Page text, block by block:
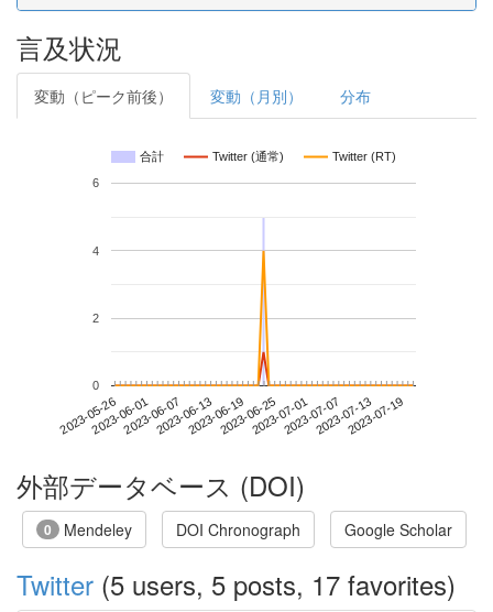
言及状況
変動（ピーク前後） 変動（月別） 分布
合計 Twitter (通常) Twitter (RT)
2023-05-262023-06-012023-06-072023-06-132023-06-192023-06-252023-07-012023-07-072023-07-132023-07-19
0
2
4
6
外部データベース (DOI)
0 Mendeley DOI Chronograph Google Scholar
Twitter (5 users, 5 posts, 17 favorites)